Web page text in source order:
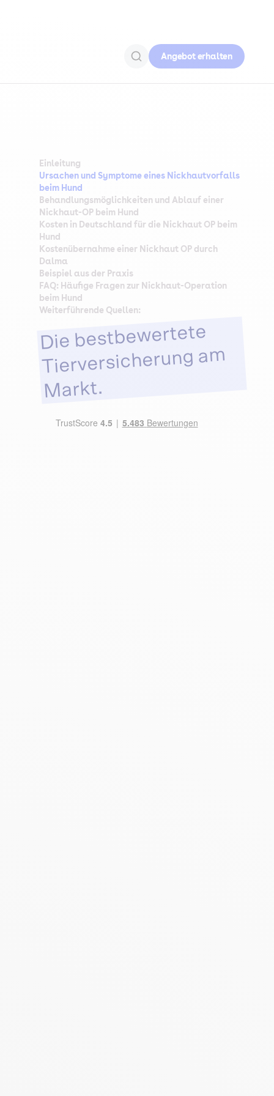
Angebot erhalten
Einleitung
Ursachen und Symptome eines Nickhautvorfalls
beim Hund
Behandlungsmöglichkeiten und Ablauf einer
Nickhaut-OP beim Hund
Kosten in Deutschland für die Nickhaut OP beim
Hund
Kostenübernahme einer Nickhaut OP durch
Dalma
Beispiel aus der Praxis
FAQ: Häufige Fragen zur Nickhaut-Operation
beim Hund
Weiterführende Quellen:
Die bestbewertete
Tierversicherung am
Markt.